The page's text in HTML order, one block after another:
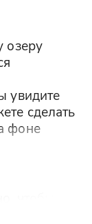
озеру
увидите
сделать
фоне
чтобы